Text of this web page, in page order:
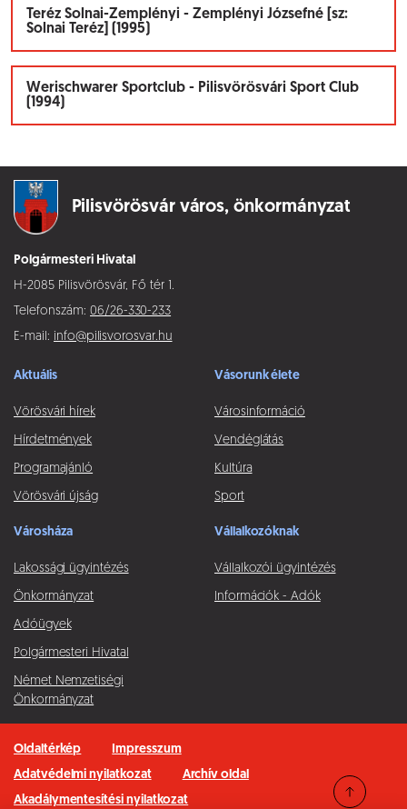
Teréz Solnai-Zemplényi - Zemplényi Józsefné [sz:
Solnai Teréz] (1995)
Werischwarer Sportclub - Pilisvörösvári Sport Club
(1994)
Pilisvörösvár város, önkormányzat
Polgármesteri Hivatal
H-2085 Pilisvörösvár, Fő tér 1.
Telefonszám: 06/26-330-233
E-mail: info@pilisvorosvar.hu
Aktuális
Vörösvári hírek
Hírdetmények
Programajánló
Vörösvári újság
Vásorunk élete
Városinformáció
Vendéglátás
Kultúra
Sport
Városháza
Lakossági ügyintézés
Önkormányzat
Adóügyek
Polgármesteri Hivatal
Német Nemzetiségi
Önkormányzat
Vállalkozóknak
Vállalkozói ügyintézés
Információk - Adók
Oldaltérkép
Impresszum
Adatvédelmi nyilatkozat
Archív oldal
Akadálymentesítési nyilatkozat